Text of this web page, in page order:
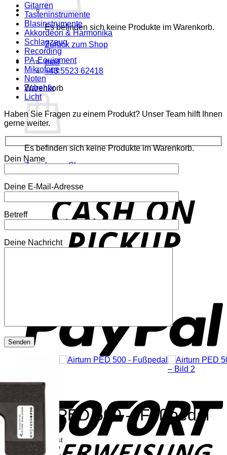
Es befinden sich keine Produkte im Warenkorb.
Zurück zum Shop
mail
+43 5523 62418
Warenkorb
Es befinden sich keine Produkte im Warenkorb.
Zurück zum Shop
Gitarren
Tasteninstrumente
Blasinstrumente
Akkordeon & Harmonika
Schlagzeug
Recording
PA-Equipment
Mikrofone
Noten
Zubehör
Licht
Haben Sie Fragen zu einem Produkt? Unser Team hilft Ihnen
gerne weiter.
Dein Name
Deine E-Mail-Adresse
Betreff
Deine Nachricht
Airturn PED 500 – Fußpedal
99,00€ inkl. Mwst